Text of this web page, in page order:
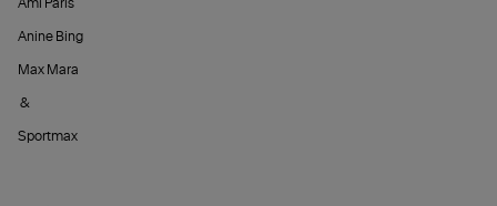
Ami Paris
Anine Bing
Max Mara
&
Sportmax